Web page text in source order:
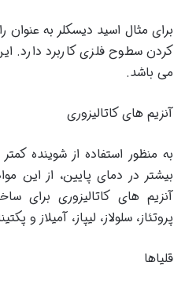
برای مثال اسید دیسکلر به عنوان
کردن سطوح فلزی کاربرد دارد.
می باشد.
آنزیم های کاتالیزوری
به منظور استفاده از شوینده
بیشتر در دمای پایین، از این
آنزیم های کاتالیزوری برای
پروتئاز، سلولاز، لیپاز، آمیلاز و
قلیاها